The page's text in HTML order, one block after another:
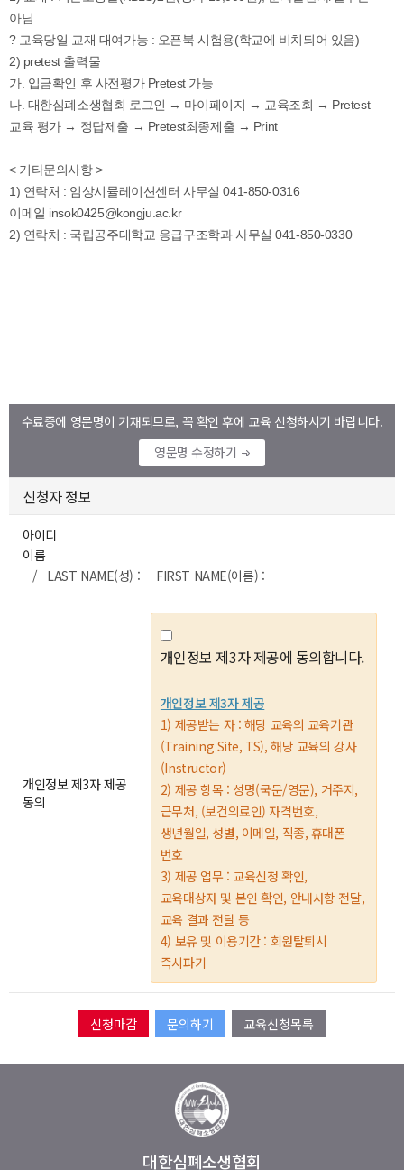
수료증에 영문명이 기재되므로, 꼭 확인 후에 교육 신청하시기 바랍니다.
영문명 수정하기
신청자 정보
아이디
이름
/ LAST NAME(성) : FIRST NAME(이름) :
개인정보 제3자 제공
동의
개인정보 제3자 제공에 동의합니다.
개인정보 제3자 제공
1) 제공받는 자 : 해당 교육의 교육기관
(Training Site, TS), 해당 교육의 강사
(Instructor)
2) 제공 항목 : 성명(국문/영문), 거주지,
근무처, (보건의료인) 자격번호,
생년월일, 성별, 이메일, 직종, 휴대폰
번호
3) 제공 업무 : 교육신청 확인,
교육대상자 및 본인 확인, 안내사항 전달,
교육 결과 전달 등
4) 보유 및 이용기간 : 회원탈퇴시
즉시파기
문의하기 교육신청목록
대한심폐소생협회